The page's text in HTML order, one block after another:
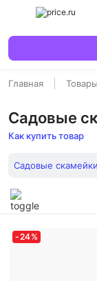
Главная
Садовые
Как купить товар
Садовые скамейки
-24%